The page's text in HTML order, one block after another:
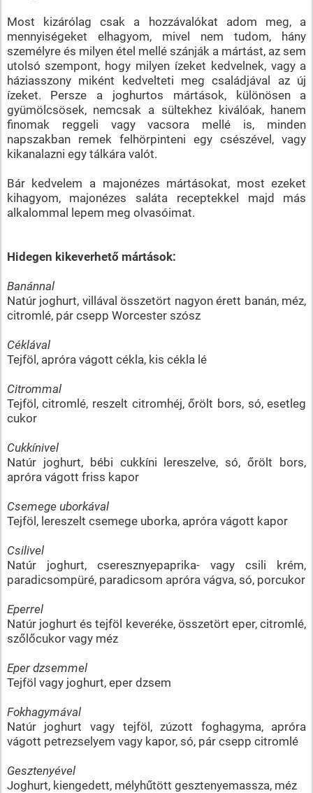
Most kizárólag csak a hozzávalókat adom meg, a
mennyiségeket elhagyom, mivel nem tudom, hány
személyre és milyen étel mellé szánják a mártást, az sem
utolsó szempont, hogy milyen ízeket kedvelnek, vagy a
háziasszony miként kedvelteti meg családjával az új
ízeket. Persze a joghurtos mártások, különösen a
gyümölcsösek, nemcsak a sültekhez kiválóak, hanem
finomak reggeli vagy vacsora mellé is, minden
napszakban remek felhörpinteni egy csészével, vagy
kikanalazni egy tálkára valót.
Bár kedvelem a majonézes mártásokat, most ezeket
kihagyom, majonézes saláta receptekkel majd más
alkalommal lepem meg olvasóimat.
Hidegen kikeverhető mártások:
Banánnal
Natúr joghurt, villával összetört nagyon érett banán, méz,
citromlé, pár csepp Worcester szósz
Céklával
Tejföl, apróra vágott cékla, kis cékla lé
Citrommal
Tejföl, citromlé, reszelt citromhéj, őrölt bors, só, esetleg
cukor
Cukkínivel
Natúr joghurt, bébi cukkíni lereszelve, só, őrölt bors,
apróra vágott friss kapor
Csemege uborkával
Tejföl, lereszelt csemege uborka, apróra vágott kapor
Csilivel
Natúr joghurt, cseresznyepaprika- vagy csili krém,
paradicsompüré, paradicsom apróra vágva, só, porcukor
Eperrel
Natúr joghurt és tejföl keveréke, összetört eper, citromlé,
szőlőcukor vagy méz
Eper dzsemmel
Tejföl vagy joghurt, eper dzsem
Fokhagymával
Natúr joghurt vagy tejföl, zúzott foghagyma, apróra
vágott petrezselyem vagy kapor, só, pár csepp citromlé
Gesztenyével
Joghurt, kiengedett, mélyhűtött gesztenyemassza, méz